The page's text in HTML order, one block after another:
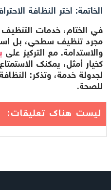
الخاتمة: اختر النظافة
في الختام، خدمات
مجرد تنظيف سطحي، بل
والاستدامة. مع التركيز على
كخيار أمثل، يمكنك
لجدولة خدمة، وتذكر:
للصحة.
ليست هناك تعليقات: